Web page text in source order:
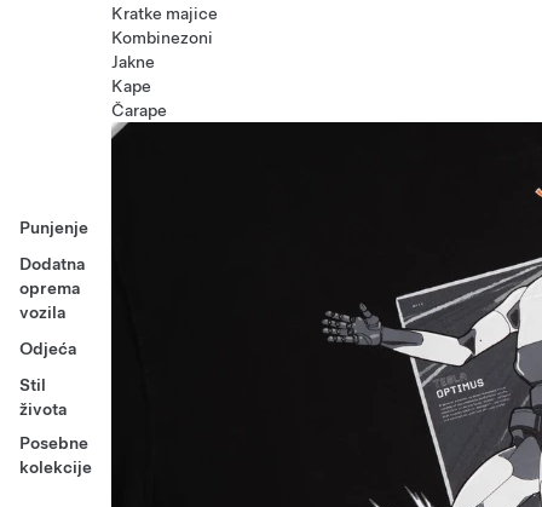
Punjenje
Dodatna
oprema
vozila
Odjeća
Stil
života
Posebne
kolekcije
Kratke majice
Kombinezoni
Jakne
Kape
Čarape